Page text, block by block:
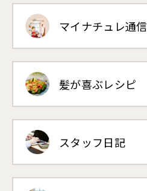
マイナチュレ通信
髪が喜ぶレシピ
スタッフ日記